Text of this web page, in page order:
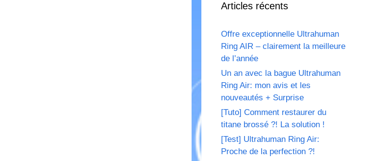
Articles récents
Offre exceptionnelle Ultrahuman
Ring AIR – clairement la meilleure
de l’année
Un an avec la bague Ultrahuman
Ring Air: mon avis et les
nouveautés + Surprise
[Tuto] Comment restaurer du
titane brossé ?! La solution !
[Test] Ultrahuman Ring Air:
Proche de la perfection ?!